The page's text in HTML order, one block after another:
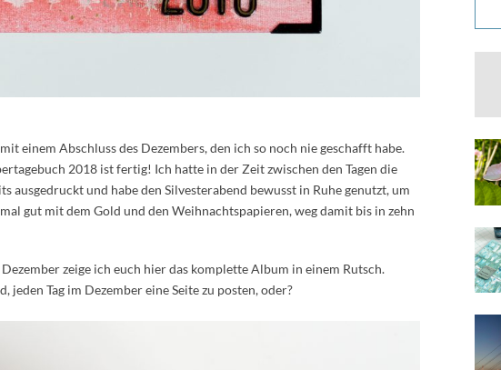
einem Abschluss des Dezembers, den ich so noch nie geschafft habe.
2018 ist fertig! Ich hatte in der Zeit zwischen den Tagen die
ausgedruckt und habe den Silvesterabend bewusst in Ruhe genutzt, um
gut mit dem Gold und den Weihnachtspapieren, weg damit bis in zehn
zeige ich euch hier das komplette Album in einem Rutsch.
Tag im Dezember eine Seite zu posten, oder?